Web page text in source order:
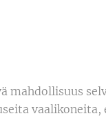
mahdollisuus
vaalikoneita,